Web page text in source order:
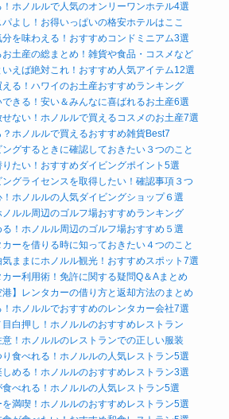
ホノルルで人気のオンリーワンホテル4選
パよし！お得いっぱいの格安ホテルはここ
を味わえる！おすすめコンドミニアム3選
土産の総まとめ！雑貨や食品・コスメなど
えば絶対これ！おすすめ人気アイテム12選
る！ハワイのお土産おすすめランキング
きる！安い＆みんなに喜ばれるお土産6選
ない！ホノルルで買えるコスメのお土産7選
ホノルルで買えるおすすめ雑貨Best7
グするときに確認しておきたい３つのこと
たい！おすすめダイビングポイント5選
グライセンスを取得したい！確認事項３つ
！ホノルルの人気ダイビングショップ６選
ルル周辺のゴルフ場おすすめランキング
！ホノルル周辺のゴルフ場おすすめ５選
ーを借りる時に知っておきたい４つのこと
ままにホノルル観光！おすすめスポット7選
ー利用術！免許に関する疑問Q＆Aまとめ
港】レンタカーの借り方と返却方法のまとめ
！ホノルルでおすすめのレンタカー会社7選
白押し！ホノルルのおすすめレストラン
意！ホノルルのレストランでの正しい服装
り食べれる！ホノルルの人気レストラン5選
める！ホノルルのおすすめレストラン3選
べれる！ホノルルの人気レストラン5選
満喫！ホノルルのおすすめレストラン5選